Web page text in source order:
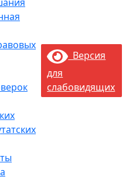
Версия
для
слабовидящих